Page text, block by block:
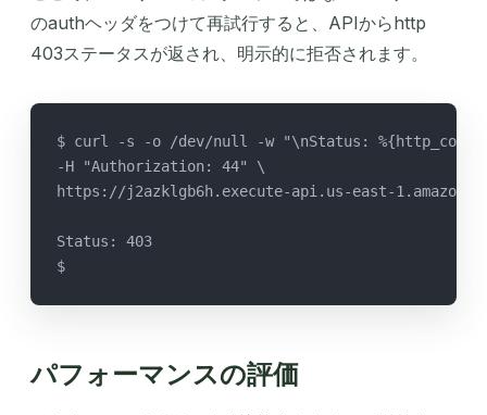
のauthヘッダをつけて再試行すると、APIからhttp
403ステータスが返され、明示的に拒否されます。
$ curl -s -o /dev/null -w "\nStatus:
-H "Authorization: 44" \
https://j2azklgb6h.execute-api.us-east-
Status: 403
$
パフォーマンスの評価